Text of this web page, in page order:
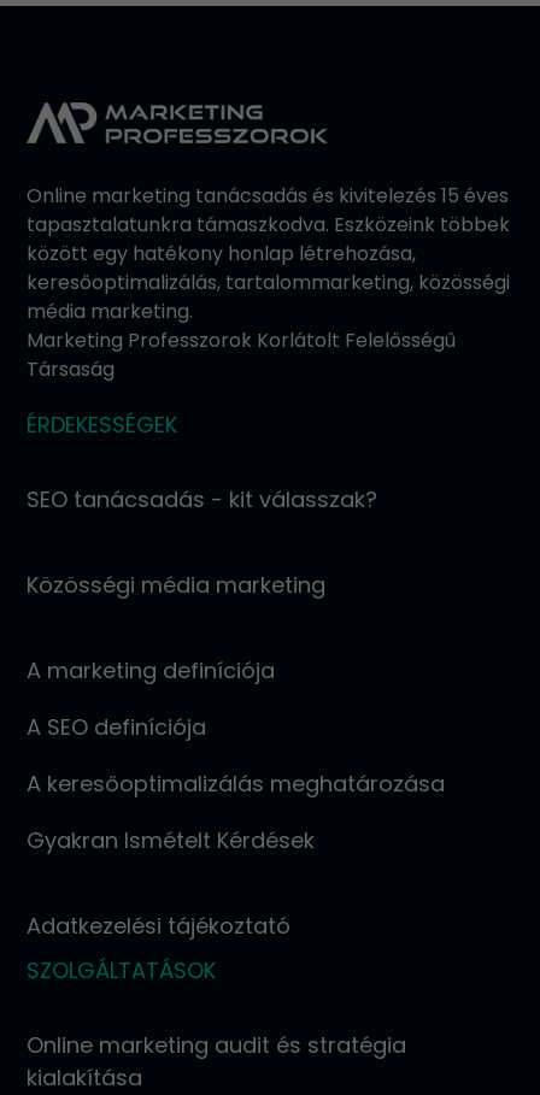
Online marketing tanácsadás és kivitelezés 15 éves
tapasztalatunkra támaszkodva. Eszközeink többek
között egy hatékony honlap létrehozása,
keresőoptimalizálás, tartalommarketing, közösségi
média marketing.
Marketing Professzorok Korlátolt Felelősségű
Társaság
ÉRDEKESSÉGEK
SEO tanácsadás - kit válasszak?
Közösségi média marketing
A marketing definíciója
A SEO definíciója
A keresőoptimalizálás meghatározása
Gyakran Ismételt Kérdések
Adatkezelési tájékoztató
SZOLGÁLTATÁSOK
Online marketing audit és stratégia
kialakítása